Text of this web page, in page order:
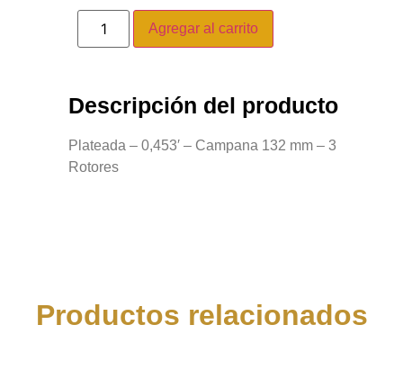
Agregar al carrito
Descripción del producto
Plateada – 0,453′ – Campana 132 mm – 3
Rotores
Productos relacionados